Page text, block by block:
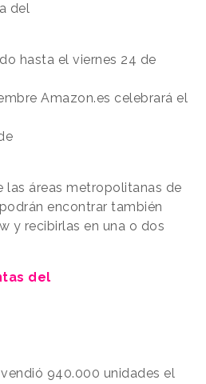
del
hasta el viernes 24 de
Amazon.es celebrará el
las áreas metropolitanas de
encontrar también
y recibirlas en una o dos
del
940.000 unidades el